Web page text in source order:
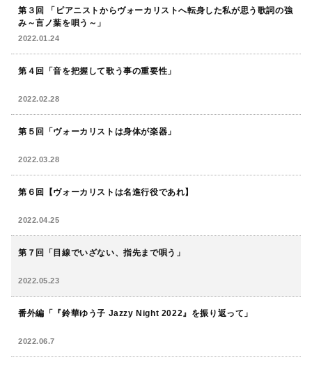
第３回 「ピアニストからヴォーカリストへ転身した私が思う歌詞の強
み～言ノ葉を唄う～」
2022.01.24
第４回「音を把握して歌う事の重要性」
2022.02.28
第５回「ヴォーカリストは身体が楽器」
2022.03.28
第６回【ヴォーカリストは名進行役であれ】
2022.04.25
第７回「目線でいざない、指先まで唄う」
2022.05.23
番外編「『鈴華ゆう子 Jazzy Night 2022』を振り返って」
2022.06.7